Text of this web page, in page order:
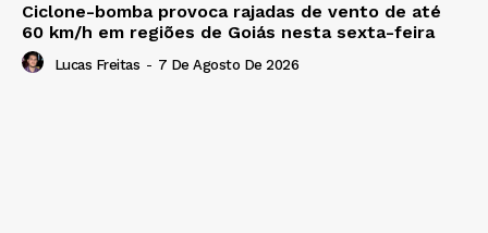
Ciclone-bomba provoca rajadas de vento de até
60 km/h em regiões de Goiás nesta sexta-feira
Lucas Freitas - 7 De Agosto De 2026